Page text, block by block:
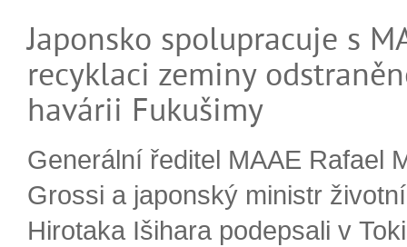
Japonsko spolupracuje s
recyklaci zeminy
havárii Fukušimy
Generální ředitel MAAE Rafael
Grossi a japonský ministr
Hirotaka Išihara podepsali v